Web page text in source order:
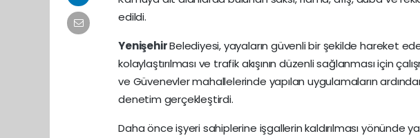
edildi.
YenişehirBelediyesi, yayaların güvenli bir şekilde hareket
kolaylaştırılması ve trafik akışının düzenli sağlanması için
ve Güvenevler mahallelerinde yapılan uygulamaların
denetim gerçekleştirdi.
Daha önce işyeri sahiplerine işgallerin kaldırılması yönünde